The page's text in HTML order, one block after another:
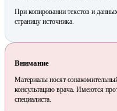
При копировании текстов и
страницу источника.
Внимание
Материалы носят
консультацию врача. Имеются
специалиста.